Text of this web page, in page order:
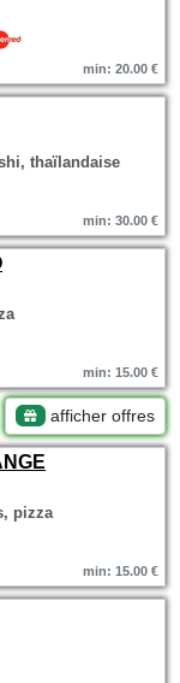
min: 20.00 €
thaïlandaise
min: 30.00 €
min: 15.00 €
afficher offres
pizza
min: 15.00 €